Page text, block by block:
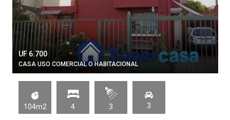
UF 6.700
CASA USO COMERCIAL O HABITACIONAL
104m2 4 3 3